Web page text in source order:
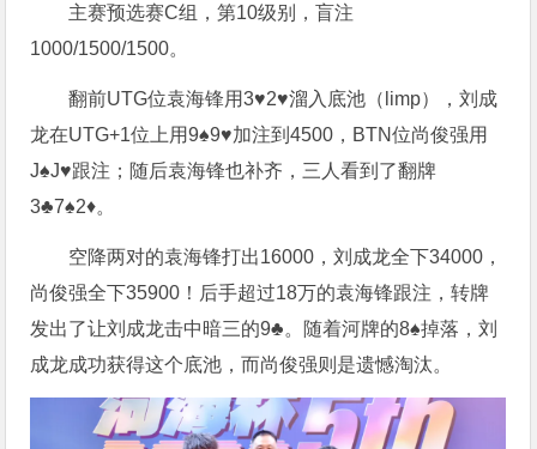
主赛预选赛C组，第10级别，盲注
1000/1500/1500。
翻前UTG位袁海锋用3♥️2♥️溜入底池（limp），刘成
龙在UTG+1位上用9♠️9♥️加注到4500，BTN位尚俊强用
J♠️J♥️跟注；随后袁海锋也补齐，三人看到了翻牌
3♣️7♠️2♦️。
空降两对的袁海锋打出16000，刘成龙全下34000，
尚俊强全下35900！后手超过18万的袁海锋跟注，转牌
发出了让刘成龙击中暗三的9♣️。随着河牌的8♠️掉落，刘
成龙成功获得这个底池，而尚俊强则是遗憾淘汰。